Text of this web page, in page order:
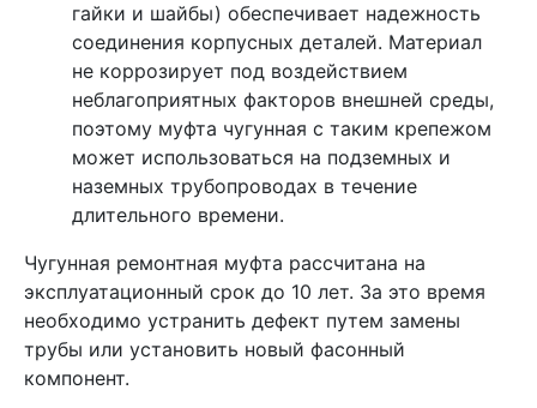
гайки и шайбы) обеспечивает надежность
соединения корпусных деталей. Материал
не коррозирует под воздействием
неблагоприятных факторов внешней среды,
поэтому муфта чугунная с таким крепежом
может использоваться на подземных и
наземных трубопроводах в течение
длительного времени.
Чугунная ремонтная муфта рассчитана на
эксплуатационный срок до 10 лет. За это время
необходимо устранить дефект путем замены
трубы или установить новый фасонный
компонент.